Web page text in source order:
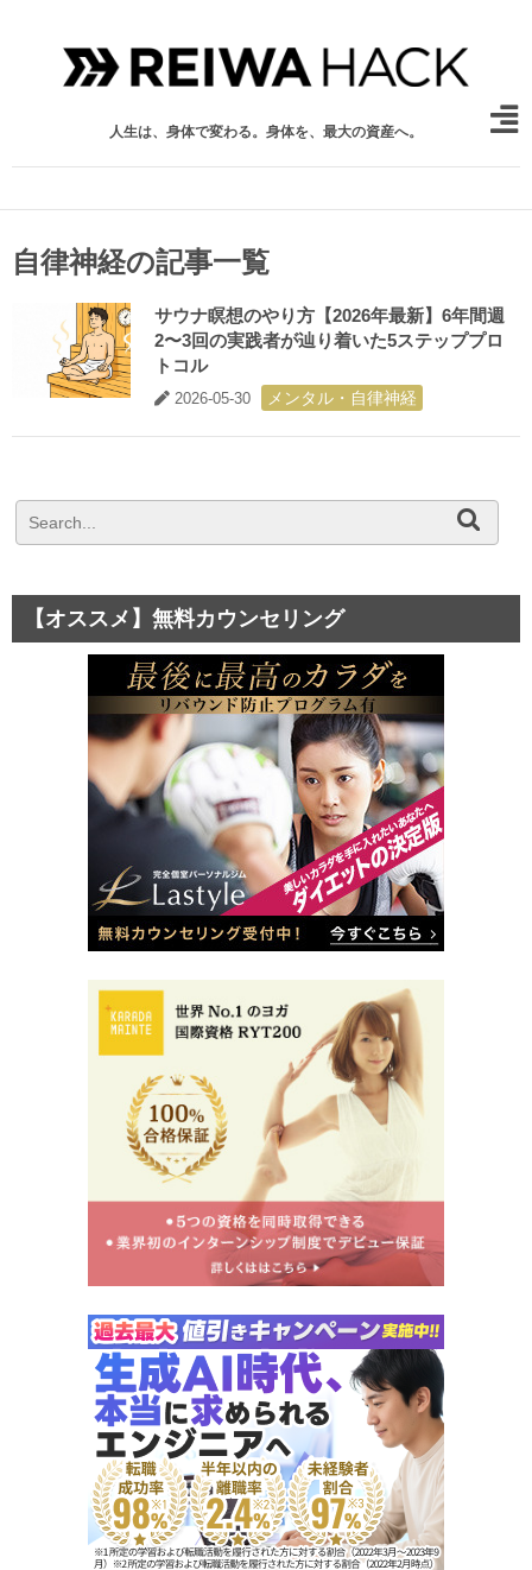
人生は、身体で変わる。身体を、最大の資産へ。
自律神経の記事一覧
サウナ瞑想のやり方【2026年最新】6年間週
2〜3回の実践者が辿り着いた5ステッププロ
トコル
2026-05-30 メンタル・自律神経
【オススメ】無料カウンセリング